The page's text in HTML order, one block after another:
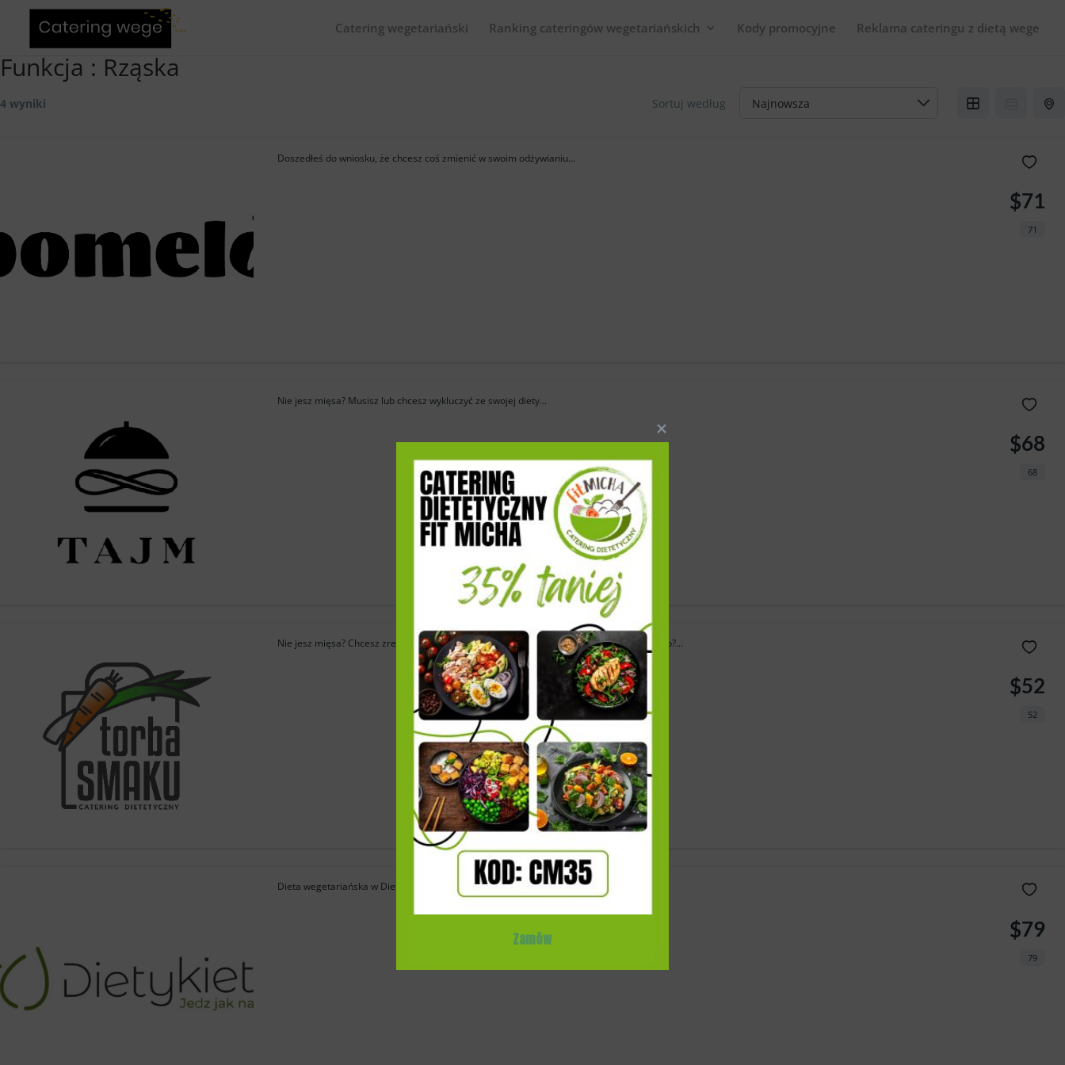
Catering wegetariański Ranking cateringów wegetariańskich Kody promocyjne Reklama cateringu z dietą wege
Funkcja : Rząska
4 wyniki Sortuj według
Doszedłeś do wniosku, że chcesz coś zmienić w swoim odżywianiu...
$71
71
Nie jesz mięsa? Musisz lub chcesz wykluczyć ze swojej diety...
$68
68
Nie jesz mięsa? Chcesz zrezygnować ze spożywania produktów pochodzenia zwierzęcego?...
$52
52
Dieta wegetariańska w Dietykieta to doskonała opcja dla osób, które...
$79
79
Zamów